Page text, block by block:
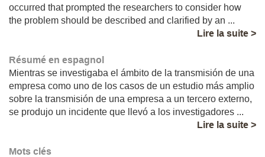
occurred that prompted the researchers to consider how
the problem should be described and clarified by an ...
Lire la suite >
Résumé en espagnol
Mientras se investigaba el ámbito de la transmisión de una
empresa como uno de los casos de un estudio más amplio
sobre la transmisión de una empresa a un tercero externo,
se produjo un incidente que llevó a los investigadores ...
Lire la suite >
Mots clés